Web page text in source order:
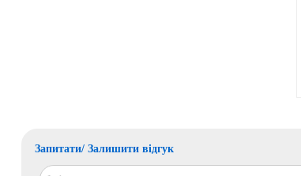
Запитати/ Залишити відгук